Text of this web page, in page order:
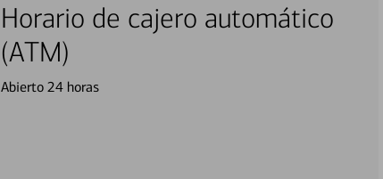
Horario de cajero automático
(ATM)
Abierto 24 horas